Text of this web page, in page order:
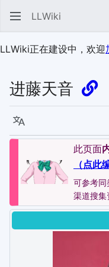
LLWiki
LLWiki正在建设中，欢迎
进藤天音
语言
此页面
（点此
可参考同
渠道搜集